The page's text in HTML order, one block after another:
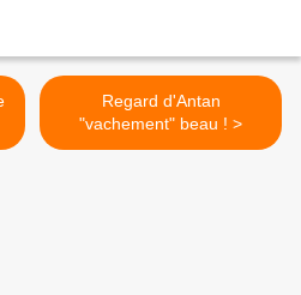
Regard d'Antan
"vachement" beau ! >